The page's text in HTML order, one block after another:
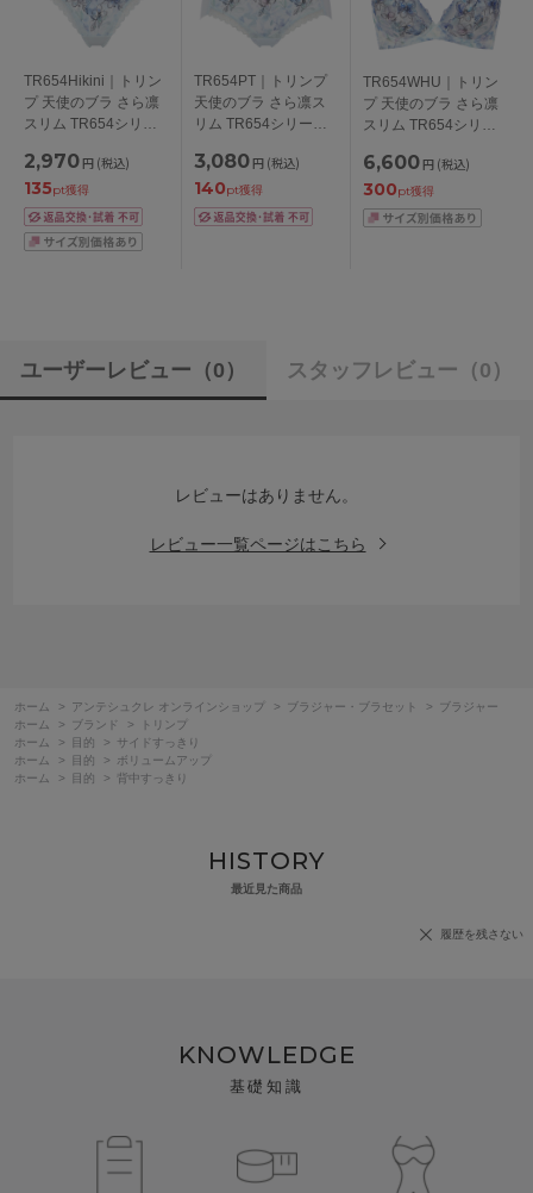
TR654Hikini｜トリン
プ 天使のブラ さら凛
スリム TR654シリー
ーツ M/L/LL
2,970 円 (税込)
135pt獲得
TR654PT｜トリンプ
天使のブラ さら凛ス
リム TR654シリーズ
ツ M/L
3,080 円 (税込)
140pt獲得
TR654WHU｜トリン
プ 天使のブラ さら凛
スリム TR654シリー
BCDEFGカップ アン
ダー
65/70/75/80/85/90/95c
m
6,600 円 (税込)
300pt獲得
ユーザーレビュー （0） スタッフレビュー （0）
レビューはありません。
レビュー一覧ページはこちら
ホーム > アンテシュクレ オンラインショップ > ブラジャー・ブラセット >
ブラジャー
ホーム
> ブランド >
トリンプ
ホーム
> 目的 >
サイドすっきり
ホーム
> 目的 >
ボリュームアップ
ホーム
> 目的 > 背中すっきり
HISTORY
最近見た商品
履歴を残さない
KNOWLEDGE
基礎知識